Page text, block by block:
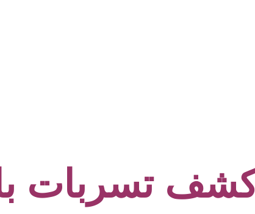
تسربات